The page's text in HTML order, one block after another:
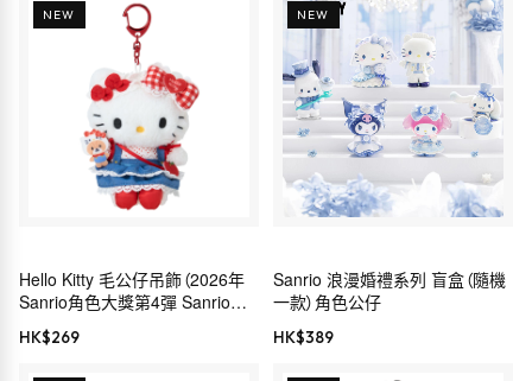
NEW
Hello Kitty 毛公仔吊飾（2026年
Sanrio角色大獎第4彈 Sanrio穿
搭系列）
HK$269
NEW
Sanrio 浪漫婚禮系列 盲盒（隨機
一款）角色公仔
HK$389